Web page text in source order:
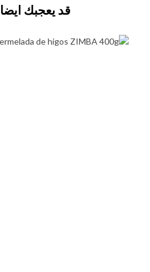
قد يعجبك ايضا